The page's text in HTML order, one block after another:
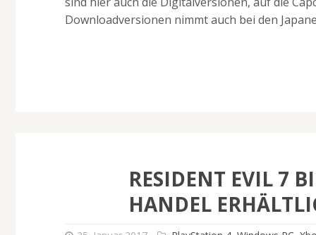
Downloadversionen nimmt auch bei den
RESIDENT EVIL 7
HANDEL